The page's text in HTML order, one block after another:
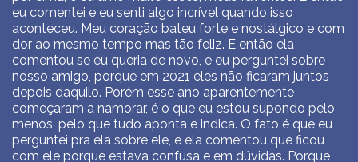
eu comentei e eu senti algo incrível quando isso
aconteceu. Meu coração bateu forte e nostálgico e com
dor ao mesmo tempo mas tão feliz. E então ela
comentou se eu queria de novo, e eu perguntei sobre
nosso amigo, porque em 2021 eles não ficaram juntos
depois daquilo. Porém esse ano aparentemente
começaram a namorar, é o que eu estou supondo pelo
menos, pelo que tudo aponta e indica. O fato é que eu
perguntei pra ela sobre ele, e ela comentou que ficou
com ele porque estava confusa e em dúvidas. Porque